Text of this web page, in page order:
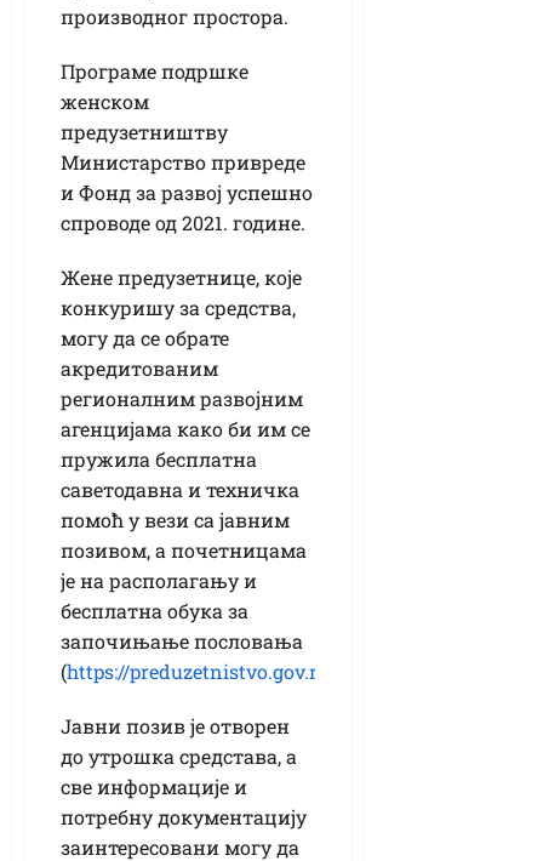
производног простора.
Програме подршке
женском
предузетништву
Министарство привреде
и Фонд за развој успешно
спроводе од 2021. године.
Жене предузетнице, које
конкуришу за средства,
могу да се обрате
акредитованим
регионалним развојним
агенцијама како би им се
пружила бесплатна
саветодавна и техничка
помоћ у вези са јавним
позивом, а почетницама
је на располагању и
бесплатна обука за
започињање пословања
(https://preduzetnistvo.gov.rs/mapa/
Јавни позив је отворен
до утрошка средстава, а
све информације и
потребну документацију
заинтересовани могу да